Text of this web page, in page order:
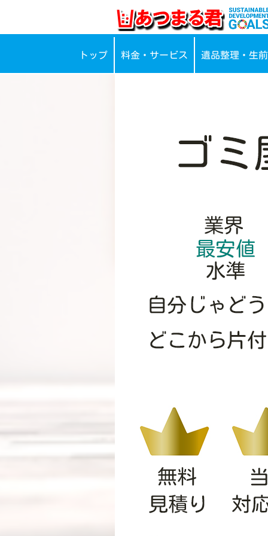
トップ 料金・サービス 遺品整理・生